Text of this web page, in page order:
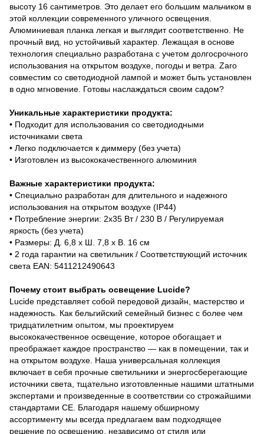
высоту 16 сантиметров. Это делает его большим мальчиком в
этой коллекции современного уличного освещения.
Алюминиевая планка легкая и выглядит соответственно. Не
прочный вид, но устойчивый характер. Лежащая в основе
технология специально разработана с учетом долгосрочного
использования на открытом воздухе, погоды и ветра. Zaro
совместим со светодиодной лампой и может быть установлен
в одно мгновение. Готовы наслаждаться своим садом?
Уникальные характеристики продукта:
• Подходит для использования со светодиодными
источниками света
• Легко подключается к диммеру (без учета)
• Изготовлен из высококачественного алюминия
Важные характеристики продукта:
• Специально разработан для длительного и надежного
использования на открытом воздухе (IP44)
• Потребление энергии: 2x35 Вт / 230 В / Регулируемая
яркость (без учета)
• Размеры: Д. 6,8 x Ш. 7,8 x В. 16 см
• 2 года гарантии на светильник / Соответствующий источник
света EAN: 5411212490643
Почему стоит выбрать освещение Lucide?
Lucide представляет собой передовой дизайн, мастерство и
надежность. Как бельгийский семейный бизнес с более чем
тридцатилетним опытом, мы проектируем
высококачественное освещение, которое обогащает и
преображает каждое пространство — как в помещении, так и
на открытом воздухе. Наша универсальная коллекция
включает в себя прочные светильники и энергосберегающие
источники света, тщательно изготовленные нашими штатными
экспертами и произведенные в соответствии со строжайшими
стандартами CE. Благодаря нашему обширному
ассортименту мы всегда предлагаем вам подходящее
решение по освещению, независимо от стиля или